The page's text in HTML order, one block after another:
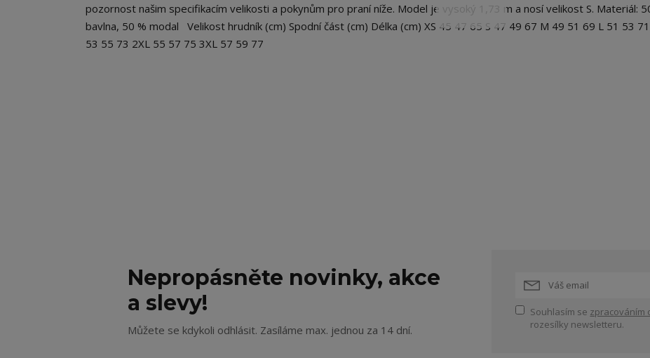
pozornost našim specifikacím velikosti a pokynům pro praní níže. Model je vysoký 1,73 m a nosí velikost S. Materiál:
bavlna, 50 % modal Velikost hrudník (cm) Spodní část (cm) Délka (cm) XS 45 47 65 S 47 49 67 M 49 51 69 L 51 53 71
53 55 73 2XL 55 57 75 3XL 57 59 77
Nepropásněte novinky, akce
a slevy!
Můžete se kdykoli odhlásit. Zasíláme max. jednou za 14 dní.
Souhlasím se zpracováním
rozesílky newsletteru.